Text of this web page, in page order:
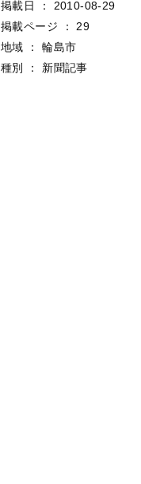
掲載日 ：
2010-08-29
掲載ページ
：
29
地域
：
輪島市
種別
： 新聞記事